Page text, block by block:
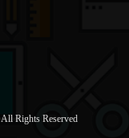
All Rights Reserved